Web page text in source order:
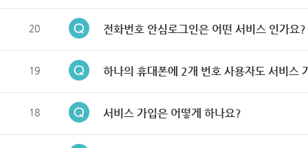
20 전화번호 안심로그인은 어떤 서비스 인가요?
19 하나의 휴대폰에 2개 번호 사용자도 서비스
18 서비스 가입은 어떻게 하나요?